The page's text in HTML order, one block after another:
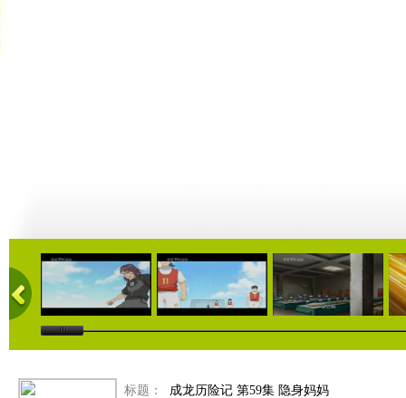
23:00 22:01 08:36
标题：
成龙历险记 第59集 隐身妈妈